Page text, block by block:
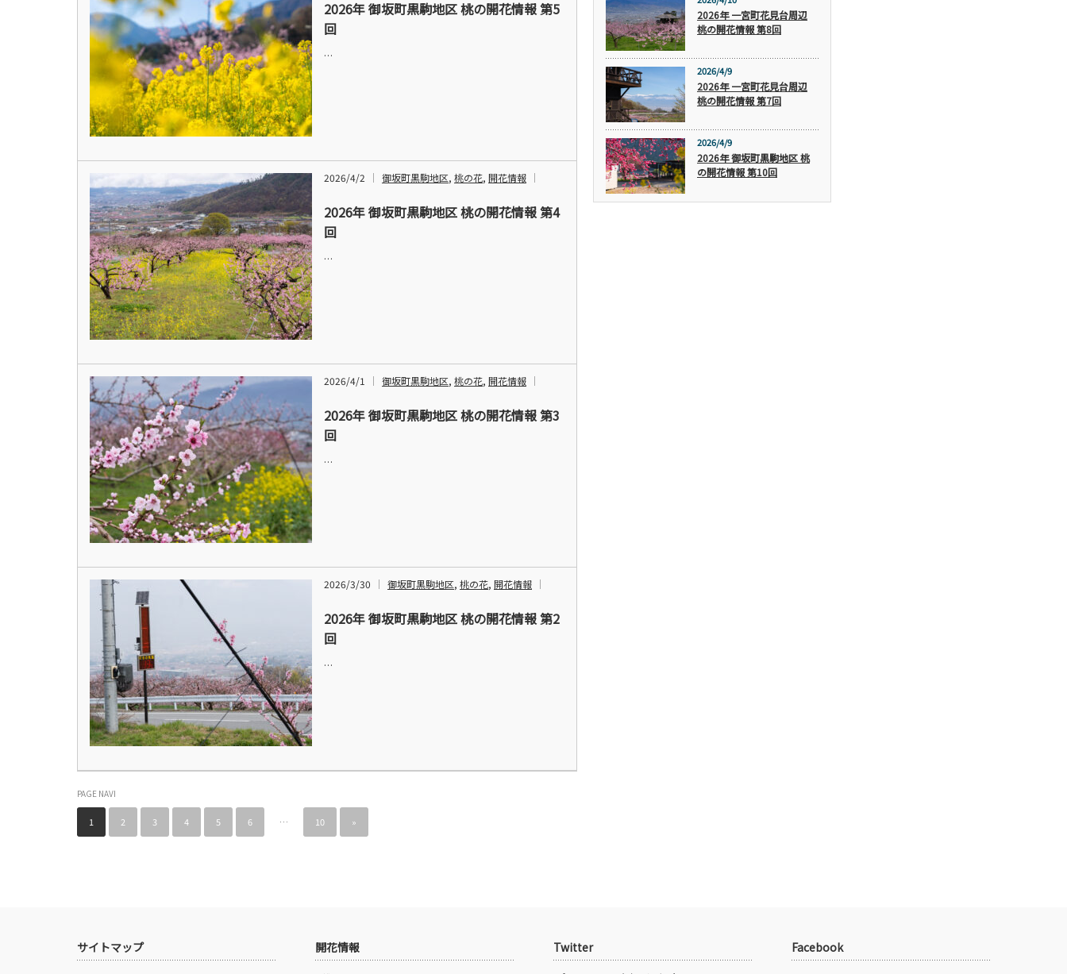
2026年 御坂町黒駒地区 桃の開花情報 第5
回
…
2026/4/2 御坂町黒駒地区, 桃の花, 開花情報
2026年 御坂町黒駒地区 桃の開花情報 第4
回
…
2026/4/1 御坂町黒駒地区, 桃の花, 開花情報
2026年 御坂町黒駒地区 桃の開花情報 第3
回
…
2026/3/30 御坂町黒駒地区, 桃の花, 開花情報
2026年 御坂町黒駒地区 桃の開花情報 第2
回
…
PAGE NAVI
1 2 3 4 5 6 … 10 »
2026年 一宮町花見台周辺
桃の開花情報 第8回
2026/4/9
2026年 一宮町花見台周辺
桃の開花情報 第7回
2026/4/9
2026年 御坂町黒駒地区 桃
の開花情報 第10回
サイトマップ 開花情報 Twitter Facebook